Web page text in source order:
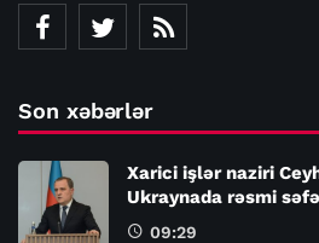
Son xəbərlər
Xarici işlər naziri
Ukraynada rəsmi
09:29